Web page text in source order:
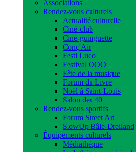
Associations
Rendez-vous culturels
Actualité culturelle
Ciné-club
Ciné-guinguette
Conç'Air
Festi Ludo
Festival OOO
Fête de la musique
Forum du Livre
Noël à Saint-Louis
Salon des 40
Rendez-vous sportifs
Forum Street Art
SlowUp Bâle-Dreiland
Équipements culturels
Médiathèque